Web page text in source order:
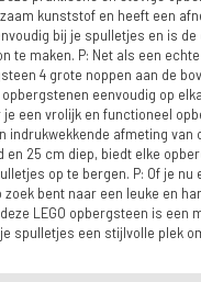
kunststof en heeft een
bij je spulletjes en is
te maken. P: Net als een echte
4 grote noppen aan de
eenvoudig op
een vrolijk en functioneel
indrukwekkende afmeting van
en 25 cm diep, biedt elke
op te bergen. P: Of je nu
zoek bent naar een leuke en
LEGO opbergsteen is een
spulletjes een stijlvolle plek